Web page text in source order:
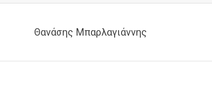
Θανάσης Μπαρλαγιάννης